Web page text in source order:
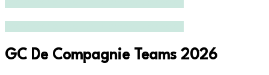
GC De Compagnie Teams 2026